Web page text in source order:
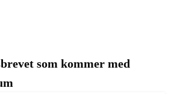
som kommer med